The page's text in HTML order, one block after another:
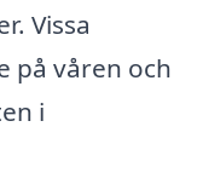
Vissa
på våren och
i